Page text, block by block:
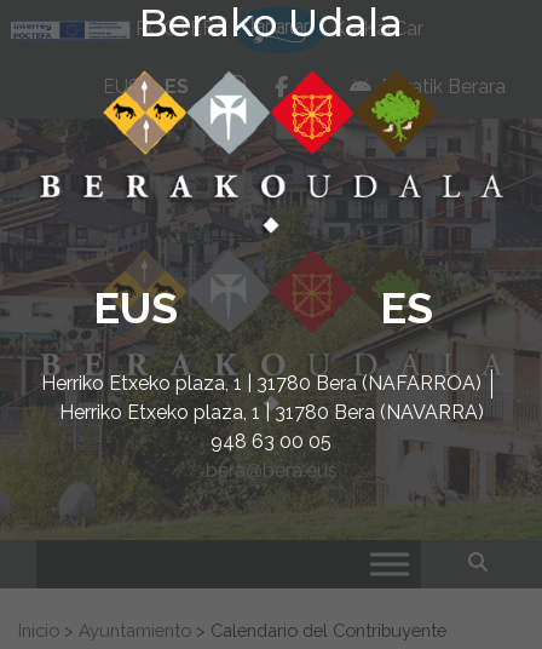
Berako Udala
EUS ES
Herriko Etxeko plaza, 1 | 31780 Bera (NAFARROA)
Herriko Etxeko plaza, 1 | 31780 Bera (NAVARRA)
948 63 00 05
bera@bera.eus
POCTEFA KarKarCar
EUS ES whatsapp
facebook
instagram
Beratik Berara
Buscar:
Inicio > Ayuntamiento > Calendario del Contribuyente